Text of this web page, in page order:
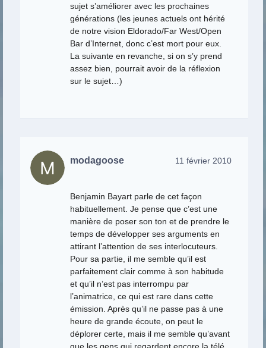
sujet s’améliorer avec les prochaines
générations (les jeunes actuels ont hérité
de notre vision Eldorado/Far West/Open
Bar d’Internet, donc c’est mort pour eux.
La suivante en revanche, si on s’y prend
assez bien, pourrait avoir de la réflexion
sur le sujet…)
modagoose 11 février 2010
Benjamin Bayart parle de cet façon
habituellement. Je pense que c’est une
manière de poser son ton et de prendre le
temps de développer ses arguments en
attirant l’attention de ses interlocuteurs.
Pour sa partie, il me semble qu’il est
parfaitement clair comme à son habitude
et qu’il n’est pas interrompu par
l’animatrice, ce qui est rare dans cette
émission. Après qu’il ne passe pas à une
heure de grande écoute, on peut le
déplorer certe, mais il me semble qu’avant
que les gens qui regardent encore la télé